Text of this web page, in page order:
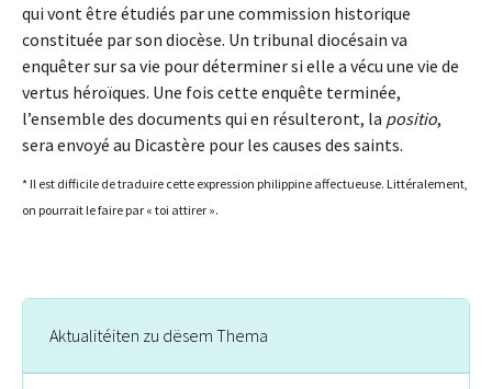
qui vont être étudiés par une commission historique
constituée par son diocèse. Un tribunal diocésain va
enquêter sur sa vie pour déterminer si elle a vécu une vie de
vertus héroïques. Une fois cette enquête terminée,
l’ensemble des documents qui en résulteront, la positio,
sera envoyé au Dicastère pour les causes des saints.
* Il est difficile de traduire cette expression philippine affectueuse. Littéralement,
on pourrait le faire par « toi attirer ».
Aktualitéiten zu dësem Thema